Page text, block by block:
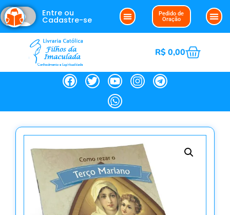
Entre ou
Cadastre-se
Pedido de
Oração
R$0,00